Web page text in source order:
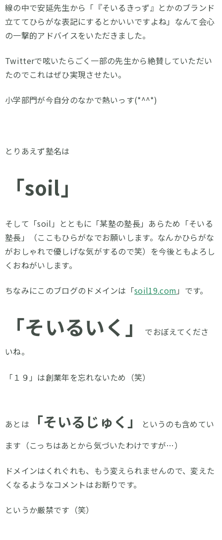
線の中で安延先生から「『そいるきっず』とかのブランド
立ててひらがな表記にするとかいいですよね」なんて会心
の一撃的アドバイスをいただきました。
Twitterで呟いたらごく一部の先生から絶賛していただい
たのでこれはぜひ実現させたい。
小学部門が今自分のなかで熱いっす(*^^*)
とりあえず塾名は
「soil」
そして「soil」とともに「某塾の塾長」あらため「そいる
塾長」（ここもひらがなでお願いします。なんかひらがな
がおしゃれで優しげな気がするので笑）を今後ともよろし
くおねがいします。
ちなみにこのブログのドメインは「soil19.com 」です。
「そいるいく」
でおぼえてくださ
いね。
「１９」は創業年を忘れないため（笑）
あとは 「そいるじゅく」
というのも含めてい
ます（こっちはあとから気づいたわけですが…）
ドメインはくれぐれも、もう変えられませんので、変えた
くなるようなコメントはお断りです。
というか厳禁です（笑）